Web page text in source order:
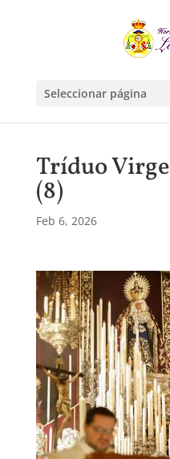
Seleccionar página
Tríduo
(8)
Feb 6, 2026